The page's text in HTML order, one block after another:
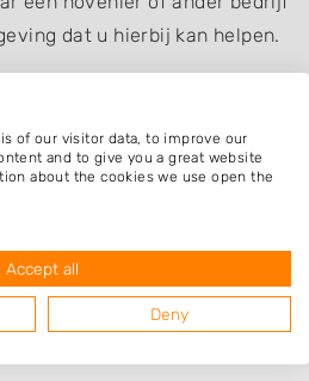
dat u hierbij kan helpen.
het overzicht van alle
inLaag Zuthem.
of our visitor data, to improve our
and to give you a great website
about the cookies we use open the
Accept all
Deny